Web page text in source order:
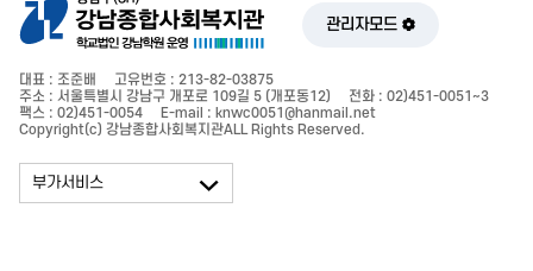
관리자모드
대표 : 조준배
고유번호 : 213-82-03875
주소 : 서울특별시 강남구 개포로 109길 5 (개포동12)
전화 : 02)451-0051~3
팩스 : 02)451-0054
E-mail : knwc0051@hanmail.net
Copyright(c) 강남종합사회복지관ALL Rights Reserved.
부가서비스